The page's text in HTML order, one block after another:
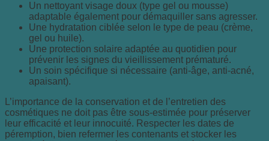
Un nettoyant visage doux (type gel ou mousse)
adaptable également pour démaquiller sans agresser.
Une hydratation ciblée selon le type de peau (crème,
gel ou huile).
Une protection solaire adaptée au quotidien pour
prévenir les signes du vieillissement prématuré.
Un soin spécifique si nécessaire (anti-âge, anti-acné,
apaisant).
L’importance de la conservation et de l’entretien des
cosmétiques ne doit pas être sous-estimée pour préserver
leur efficacité et leur innocuité. Respecter les dates de
péremption, bien refermer les contenants et stocker les